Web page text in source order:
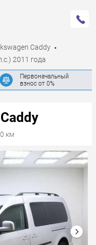
Caddy
2011 года
Первоначальный
взнос от 0%
км